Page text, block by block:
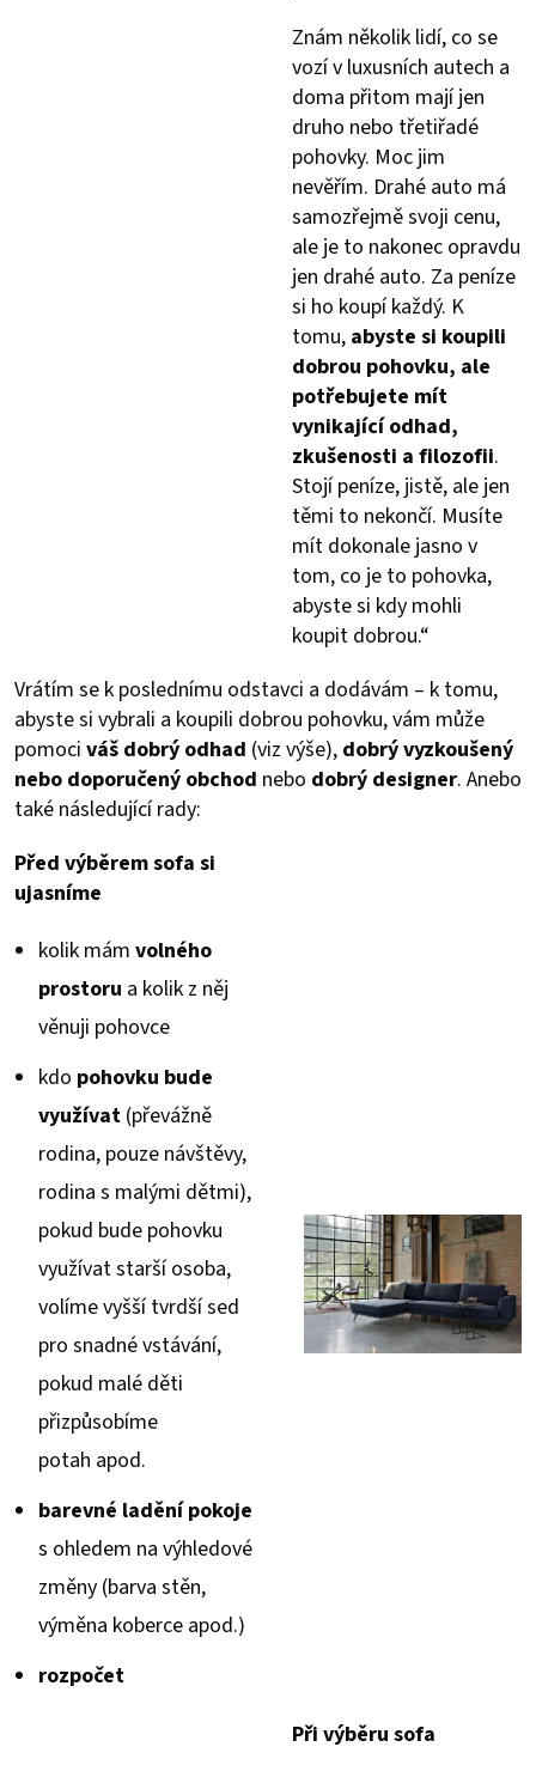
Znám několik lidí, co se
vozí v luxusních autech a
doma přitom mají jen
druho nebo třetiřadé
pohovky. Moc jim
nevěřím. Drahé auto má
samozřejmě svoji cenu,
ale je to nakonec opravdu
jen drahé auto. Za peníze
si ho koupí každý. K
tomu, abyste si koupili
dobrou pohovku, ale
potřebujete mít
vynikající odhad,
zkušenosti a filozofii.
Stojí peníze, jistě, ale jen
těmi to nekončí. Musíte
mít dokonale jasno v
tom, co je to pohovka,
abyste si kdy mohli
koupit dobrou.“
Vrátím se k poslednímu odstavci a dodávám – k tomu,
abyste si vybrali a koupili dobrou pohovku, vám může
pomoci váš dobrý odhad (viz výše), dobrý vyzkoušený
nebo doporučený obchod nebo dobrý designer. Anebo
také následující rady:
Před výběrem sofa si
ujasníme
kolik mám volného
prostoru a kolik z něj
věnuji pohovce
kdo pohovku bude
využívat (převážně
rodina, pouze návštěvy,
rodina s malými dětmi),
pokud bude pohovku
využívat starší osoba,
volíme vyšší tvrdší sed
pro snadné vstávání,
pokud malé děti
přizpůsobíme
potah apod.
barevné ladění pokoje
s ohledem na výhledové
změny (barva stěn,
výměna koberce apod.)
rozpočet
Při výběru sofa